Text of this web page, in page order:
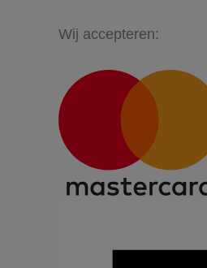
Wij accepteren: